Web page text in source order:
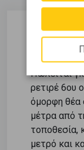
Πωλείται
ρετιρέ 6ου
όμορφη θέα
μέτρα από
τοποθεσία,
μετρό και